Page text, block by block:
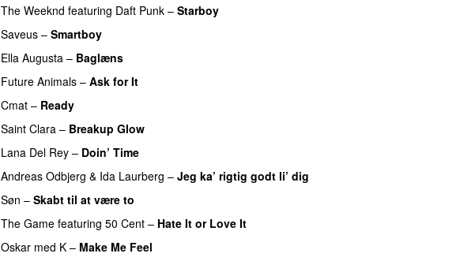
The Weeknd featuring Daft Punk – Starboy
Saveus – Smartboy
Ella Augusta – Baglæns
Future Animals – Ask for It
Cmat – Ready
Saint Clara – Breakup Glow
Lana Del Rey – Doin’ Time
Andreas Odbjerg & Ida Laurberg – Jeg ka’ rigtig godt li’ dig
Søn – Skabt til at være to
The Game featuring 50 Cent – Hate It or Love It
Oskar med K – Make Me Feel